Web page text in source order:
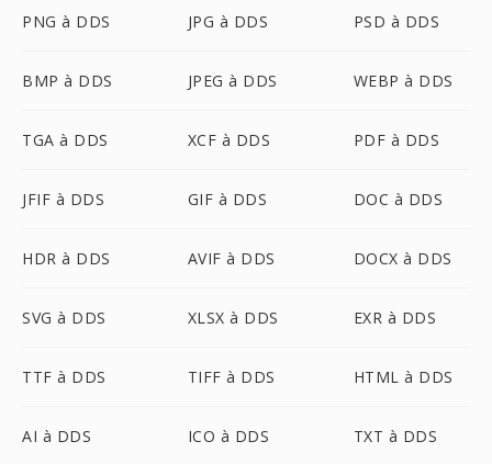
PNG à DDS JPG à DDS PSD à DDS
BMP à DDS JPEG à DDS WEBP à DDS
TGA à DDS XCF à DDS PDF à DDS
JFIF à DDS GIF à DDS DOC à DDS
HDR à DDS AVIF à DDS DOCX à DDS
SVG à DDS XLSX à DDS EXR à DDS
TTF à DDS TIFF à DDS HTML à DDS
AI à DDS ICO à DDS TXT à DDS